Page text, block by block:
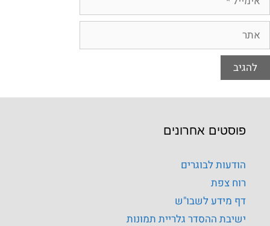
פוסטים אחרונים
הודעות לבוגרים
רוח צפת
דף מידע לשבו"ש
ישיבת ההסדר גלריית תמונות